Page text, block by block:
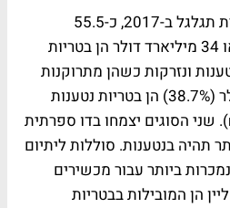
תעשיית הבטריות הגלובלית תגלגל ב-2017, כ-55.5
מיליארד דולרים. 62.3% או 34 מיליארד דולר הן בטריות
ונזרקות כשהן מתרוקנות
והיתרה, 21.5 מיליארד דולר (38.7%) הן בטריות נטענות
(rechargeable batteries). שני הסוגים יצמחו בדו ספרתית
תהיה בנטענות. סוללות ליתיום
ביותר עבור מכשירים
הן המובילות בבטריות